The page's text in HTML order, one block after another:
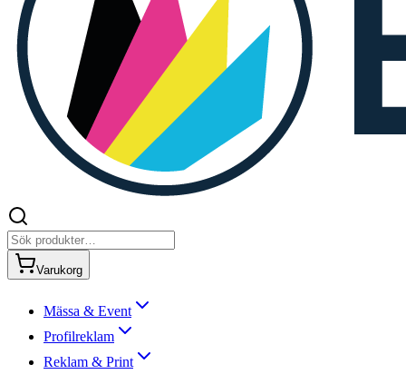
Varukorg
Mässa & Event
Profilreklam
Reklam & Print